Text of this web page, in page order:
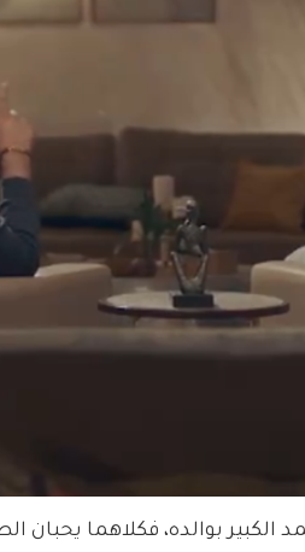
بوالده، فكلاهما يحبان